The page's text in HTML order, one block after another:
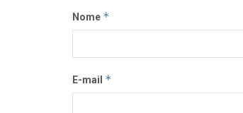
Nome *
E-mail *